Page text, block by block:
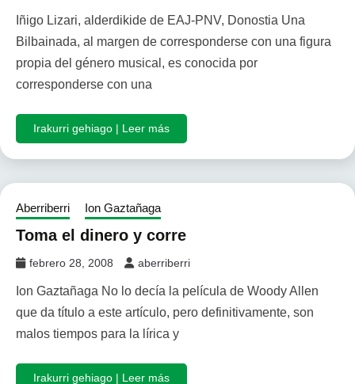
Iñigo Lizari, alderdikide de EAJ-PNV, Donostia Una
Bilbainada, al margen de corresponderse con una figura
propia del género musical, es conocida por
corresponderse con una
Irakurri gehiago | Leer más
Aberriberri Ion Gaztañaga
Toma el dinero y corre
febrero 28, 2008 aberriberri
Ion Gaztañaga No lo decía la película de Woody Allen
que da título a este artículo, pero definitivamente, son
malos tiempos para la lírica y
Irakurri gehiago | Leer más